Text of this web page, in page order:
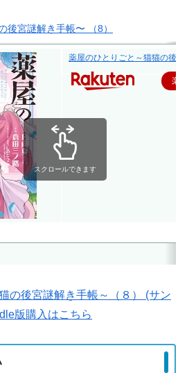
後宮謎解き手帳〜 （8）
薬屋のひとりごと～猫猫の後
楽
スクロールできます
の後宮謎解き手帳～（８） (サン
版購入はこちら